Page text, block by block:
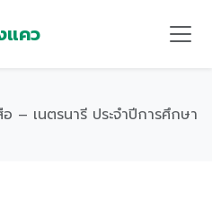
แคว
– เนตรนารี ประจำปีการศึกษา